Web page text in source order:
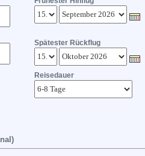
Spätester Rückflug
Reisedauer